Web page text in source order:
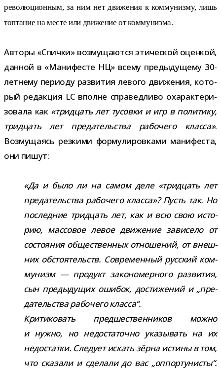
рево­лю­ци­он­ным, за ним нет дви­же­ния к ком­му­низму, лишь
топ­та­ние на месте или дви­же­ние от коммунизма.
Авторы «Спички» воз­му­ща­ются эти­че­ской оцен­кой,
дан­ной в «Манифесте НЦ» всему преды­ду­щему 30-​
летнему пери­оду раз­ви­тия левого дви­же­ния, кото­
рый редак­ция LC вполне спра­вед­ливо оха­рак­те­ри­
зо­вала как «трид­цать лет тусовки и игр в поли­тику,
трид­цать лет пре­да­тель­ства рабо­чего класса».
Возмущаясь рез­кими фор­му­ли­ров­ками мани­фе­ста,
они пишут:
«Да и было ли на самом деле «трид­цать лет
пре­да­тель­ства рабо­чего класса»? Пусть так. Но
послед­ние трид­цать лет, как и всю свою исто­
рию, мас­со­вое левое дви­же­ние зави­село от
состо­я­ния обще­ствен­ных отно­ше­ний, от внеш­
них обсто­я­тельств. Современный рус­ский ком­
му­низм — про­дукт зако­но­мер­ного раз­ви­тия,
сын преды­ду­щих оши­бок, дости­же­ний и „пре­
да­тель­ства рабо­чего класса“.
Критиковать пред­ше­ствен­ни­ков можно
и нужно, но недо­ста­точно ука­зы­вать на их
недо­статки. Следует искать зёрна истины в том,
что ска­зали и сде­лали до вас „оппор­ту­ни­сты“.